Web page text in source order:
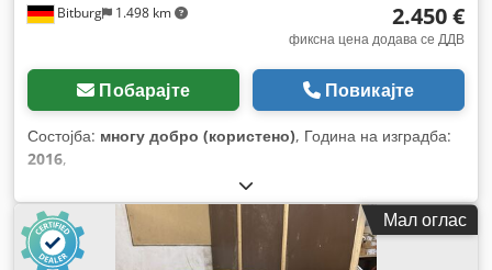
Bitburg 1.498 km 2.450 €
фиксна цена додава се ДДВ
Побарајте Повикајте
Состојба: многу добро (користено), Година на изградба:
2016,
Мал оглас